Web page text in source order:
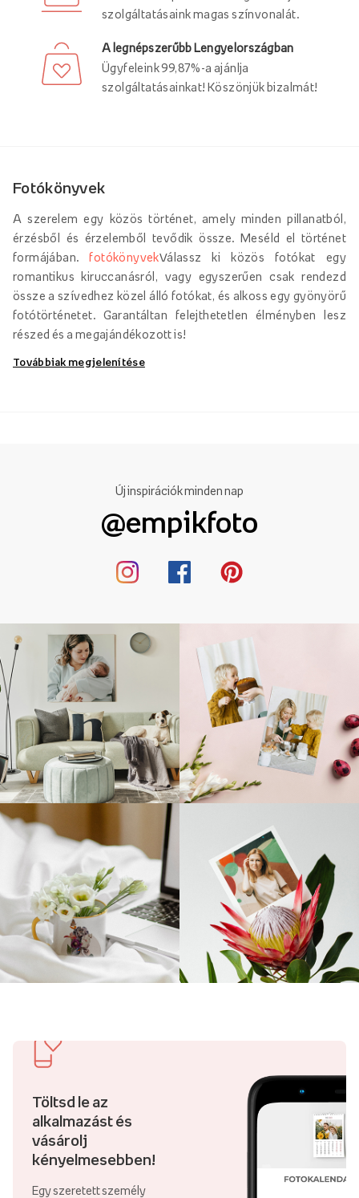
szolgáltatásaink magas színvonalát.
A legnépszerűbb Lengyelországban
Ügyfeleink 99,87%-a ajánlja
szolgáltatásainkat! Köszönjük bizalmát!
Fotókönyvek
A szerelem egy közös történet, amely minden pillanatból,
érzésből és érzelemből tevődik össze. Meséld el történet
formájában.fotókönyvekVálassz ki közös fotókat egy
romantikus kiruccanásról, vagy egyszerűen csak rendezd
össze a szívedhez közel álló fotókat, és alkoss egy gyönyörű
fotótörténetet. Garantáltan felejthetetlen élményben lesz
részed és a megajándékozott is!
belső teret díszíti, hanem egyedi emléktárgyként is szolgál, és
lehetőségével tökéletes Valentin-napi ajándék. Vagy talán ez
lesz az első dekoráció, amit megosztasz a fészkedben?
pólók
Az eredeti pólók nagyszerű Valentin-napi ajándékötlet.
Romantikus, vicces, érzelmes - válassz
személyre szabott
pólóEgyedivé és érzelmessé varázsolhatod az ajándékot.
Tervezzen nyomatot a fotója, egy grafika, a neveitek, egy
fontos dátum, egy idézet egy kedvenc dalból vagy más
elemek hozzáadásával. Választhat két páros pólóból álló
szettet is, amelyek tökéletesen kiegészítik egymást, és –
hozzád hasonlóan – egy egységes és harmonikus egészet
alkotnak!
Bögrék
Csoportképes bögre fotóval Ez egy kedves Valentin-napi
ajándék, amely még élvezetesebbé teszi a megajándékozott
valakit, aki közel áll Önhöz.
Kulcstartók saját nyomtatással
Ez egy szimbolikus Valentin-
napi ajándék, amely minden pillantással emlékeztetni fog a
szeretteiddel való erős kötelékre. A kulcstartók személyre
szabása lehetővé teszi, hogy közös fotót, érzelmes szavakat,
Továbbiak megjelenítése
Új inspirációk minden nap
@empikfoto
Töltsd le az
alkalmazást és
vásárolj
kényelmesebben!
Egy szeretett személy